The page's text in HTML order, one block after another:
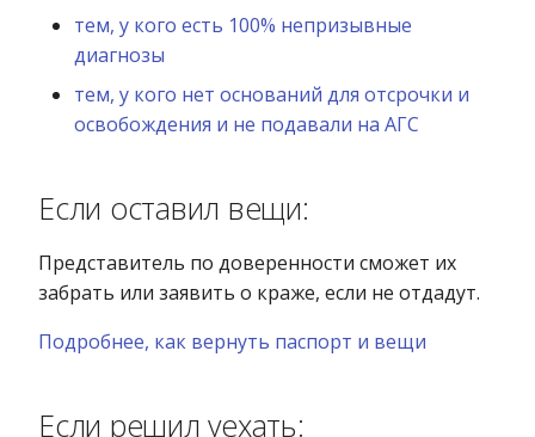
тем, у кого есть 100% непризывные
диагнозы
тем, у кого нет оснований для отсрочки и
освобождения и не подавали на АГС
Если оставил вещи:
Представитель по доверенности сможет их
забрать или заявить о краже, если не отдадут.
Подробнее, как вернуть паспорт и вещи
Если решил уехать: